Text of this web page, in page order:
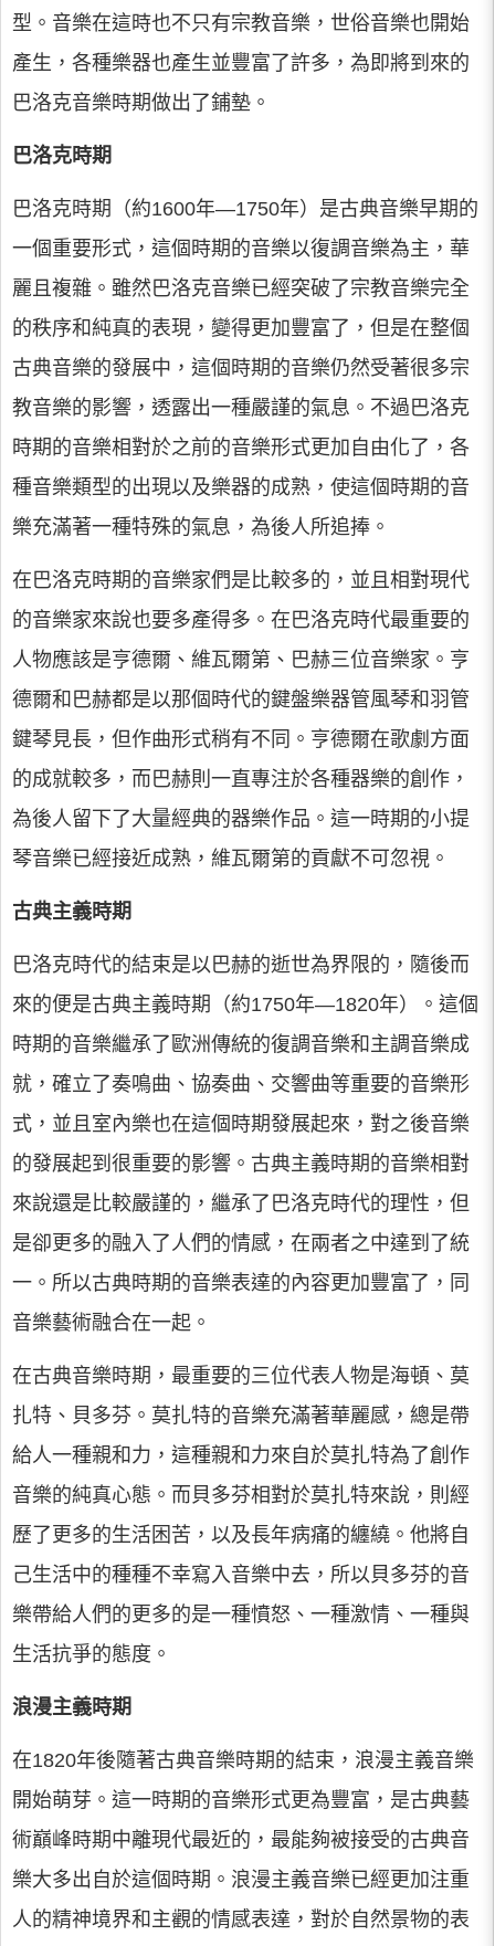
型。音樂在這時也不只有宗教音樂，世俗音樂也開始
產生，各種樂器也產生並豐富了許多，為即將到來的
巴洛克音樂時期做出了鋪墊。
巴洛克時期
巴洛克時期（約1600年—1750年）是古典音樂早期的
一個重要形式，這個時期的音樂以復調音樂為主，華
麗且複雜。雖然巴洛克音樂已經突破了宗教音樂完全
的秩序和純真的表現，變得更加豐富了，但是在整個
古典音樂的發展中，這個時期的音樂仍然受著很多宗
教音樂的影響，透露出一種嚴謹的氣息。不過巴洛克
時期的音樂相對於之前的音樂形式更加自由化了，各
種音樂類型的出現以及樂器的成熟，使這個時期的音
樂充滿著一種特殊的氣息，為後人所追捧。
在巴洛克時期的音樂家們是比較多的，並且相對現代
的音樂家來說也要多產得多。在巴洛克時代最重要的
人物應該是亨德爾、維瓦爾第、巴赫三位音樂家。亨
德爾和巴赫都是以那個時代的鍵盤樂器管風琴和羽管
鍵琴見長，但作曲形式稍有不同。亨德爾在歌劇方面
的成就較多，而巴赫則一直專注於各種器樂的創作，
為後人留下了大量經典的器樂作品。這一時期的小提
琴音樂已經接近成熟，維瓦爾第的貢獻不可忽視。
古典主義時期
巴洛克時代的結束是以巴赫的逝世為界限的，隨後而
來的便是古典主義時期（約1750年—1820年）。這個
時期的音樂繼承了歐洲傳統的復調音樂和主調音樂成
就，確立了奏鳴曲、協奏曲、交響曲等重要的音樂形
式，並且室內樂也在這個時期發展起來，對之後音樂
的發展起到很重要的影響。古典主義時期的音樂相對
來說還是比較嚴謹的，繼承了巴洛克時代的理性，但
是卻更多的融入了人們的情感，在兩者之中達到了統
一。所以古典時期的音樂表達的內容更加豐富了，同
音樂藝術融合在一起。
在古典音樂時期，最重要的三位代表人物是海頓、莫
扎特、貝多芬。莫扎特的音樂充滿著華麗感，總是帶
給人一種親和力，這種親和力來自於莫扎特為了創作
音樂的純真心態。而貝多芬相對於莫扎特來說，則經
歷了更多的生活困苦，以及長年病痛的纏繞。他將自
己生活中的種種不幸寫入音樂中去，所以貝多芬的音
樂帶給人們的更多的是一種憤怒、一種激情、一種與
生活抗爭的態度。
浪漫主義時期
在1820年後隨著古典音樂時期的結束，浪漫主義音樂
開始萌芽。這一時期的音樂形式更為豐富，是古典藝
術巔峰時期中離現代最近的，最能夠被接受的古典音
樂大多出自於這個時期。浪漫主義音樂已經更加注重
人的精神境界和主觀的情感表達，對於自然景物的表